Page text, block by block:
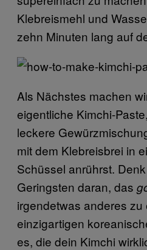
Klebreismehl und
zehn Minuten lang auf
Als Nächstes machen
eigentliche Kimchi-
leckere
mit dem Klebreisbrei in
Schüssel anrührst.
Geringsten daran, das
irgendetwas anderes
einzigartigen
es, die dein Kimchi